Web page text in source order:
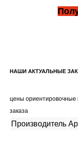
НАШИ АКТУАЛЬНЫЕ
цены ориентировочные
заказа
Производитель